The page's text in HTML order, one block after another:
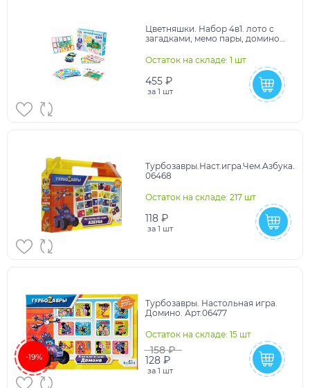
Цветняшки. Набор 4в1. лото с
загадками, мемо пары, домино
внимательность. 07563
Остаток на складе: 1 шт
455 ₽
за 1 шт
Турбозавры.Наст.игра.Чем.Азбука.
06468
Остаток на складе: 217 шт
118 ₽
за 1 шт
-19%
Турбозавры. Настольная игра.
Домино. Арт.06477
Остаток на складе: 15 шт
158 ₽
128 ₽
за 1 шт